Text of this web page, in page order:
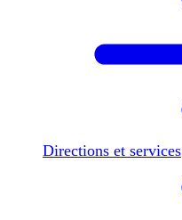
Directions et services